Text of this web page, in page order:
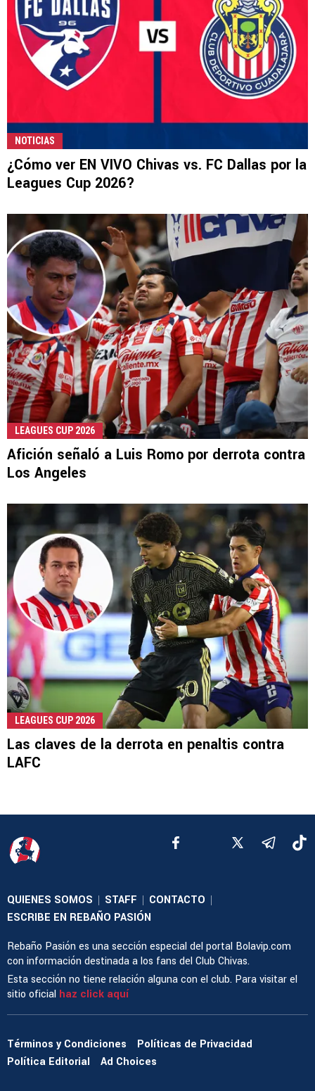
NOTICIAS
¿Cómo ver EN VIVO Chivas vs. FC Dallas por la
Leagues Cup 2026?
LEAGUES CUP 2026
Afición señaló a Luis Romo por derrota contra
Los Angeles
LEAGUES CUP 2026
Las claves de la derrota en penaltis contra
LAFC
QUIENES SOMOS | STAFF | CONTACTO |
ESCRIBE EN REBAÑO PASIÓN
Rebaño Pasión es una sección especial del portal Bolavip.com
con información destinada a los fans del Club Chivas.
Esta sección no tiene relación alguna con el club. Para visitar el
sitio oficial haz click aquí
Términos y Condiciones
Políticas de Privacidad
Política Editorial
Ad Choices